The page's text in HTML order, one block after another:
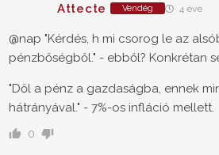
Attecte Vendég 4 éve
@nap "Kérdés, h mi csorog le az
pénzbőségből." - ebből? Konkrétan
"Dől a pénz a gazdaságba, ennek
hátrányával." - 7%-os infláció mellett.
0